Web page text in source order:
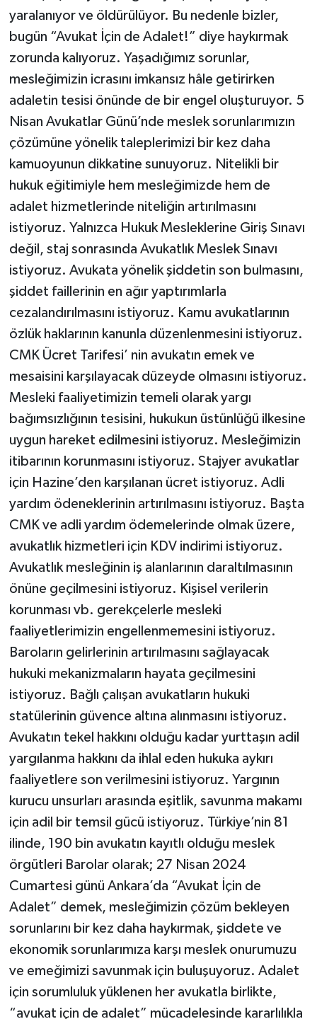
yaralanıyor ve öldürülüyor. Bu nedenle bizler,
bugün “Avukat İçin de Adalet!” diye haykırmak
zorunda kalıyoruz. Yaşadığımız sorunlar,
mesleğimizin icrasını imkansız hâle getirirken
adaletin tesisi önünde de bir engel oluşturuyor. 5
Nisan Avukatlar Günü’nde meslek sorunlarımızın
çözümüne yönelik taleplerimizi bir kez daha
kamuoyunun dikkatine sunuyoruz. Nitelikli bir
hukuk eğitimiyle hem mesleğimizde hem de
adalet hizmetlerinde niteliğin artırılmasını
istiyoruz. Yalnızca Hukuk Mesleklerine Giriş Sınavı
değil, staj sonrasında Avukatlık Meslek Sınavı
istiyoruz. Avukata yönelik şiddetin son bulmasını,
şiddet faillerinin en ağır yaptırımlarla
cezalandırılmasını istiyoruz. Kamu avukatlarının
özlük haklarının kanunla düzenlenmesini istiyoruz.
CMK Ücret Tarifesi’ nin avukatın emek ve
mesaisini karşılayacak düzeyde olmasını istiyoruz.
Mesleki faaliyetimizin temeli olarak yargı
bağımsızlığının tesisini, hukukun üstünlüğü ilkesine
uygun hareket edilmesini istiyoruz. Mesleğimizin
itibarının korunmasını istiyoruz. Stajyer avukatlar
için Hazine’den karşılanan ücret istiyoruz. Adli
yardım ödeneklerinin artırılmasını istiyoruz. Başta
CMK ve adli yardım ödemelerinde olmak üzere,
avukatlık hizmetleri için KDV indirimi istiyoruz.
Avukatlık mesleğinin iş alanlarının daraltılmasının
önüne geçilmesini istiyoruz. Kişisel verilerin
korunması vb. gerekçelerle mesleki
faaliyetlerimizin engellenmemesini istiyoruz.
Baroların gelirlerinin artırılmasını sağlayacak
hukuki mekanizmaların hayata geçilmesini
istiyoruz. Bağlı çalışan avukatların hukuki
statülerinin güvence altına alınmasını istiyoruz.
Avukatın tekel hakkını olduğu kadar yurttaşın adil
yargılanma hakkını da ihlal eden hukuka aykırı
faaliyetlere son verilmesini istiyoruz. Yargının
kurucu unsurları arasında eşitlik, savunma makamı
için adil bir temsil gücü istiyoruz. Türkiye’nin 81
ilinde, 190 bin avukatın kayıtlı olduğu meslek
örgütleri Barolar olarak; 27 Nisan 2024
Cumartesi günü Ankara’da “Avukat İçin de
Adalet” demek, mesleğimizin çözüm bekleyen
sorunlarını bir kez daha haykırmak, şiddete ve
ekonomik sorunlarımıza karşı meslek onurumuzu
ve emeğimizi savunmak için buluşuyoruz. Adalet
için sorumluluk yüklenen her avukatla birlikte,
“avukat için de adalet” mücadelesinde kararlılıkla